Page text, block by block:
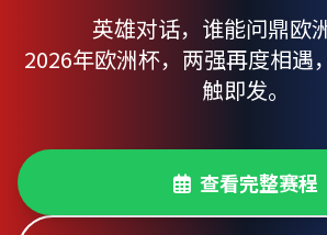
英雄对话，谁能问鼎欧
2026年欧洲杯，两强再度相遇
触即发。
查看完整赛程